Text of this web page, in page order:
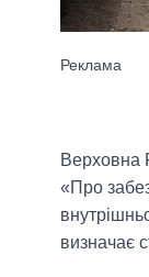
Верховна
«Про
визначає